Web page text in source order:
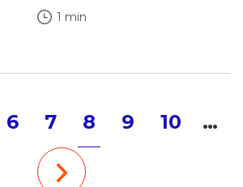
1 min
6 7 8 9 10 …